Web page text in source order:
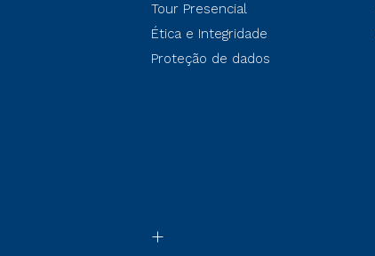
Tour Presencial
Ética e Integridade
Proteção de dados